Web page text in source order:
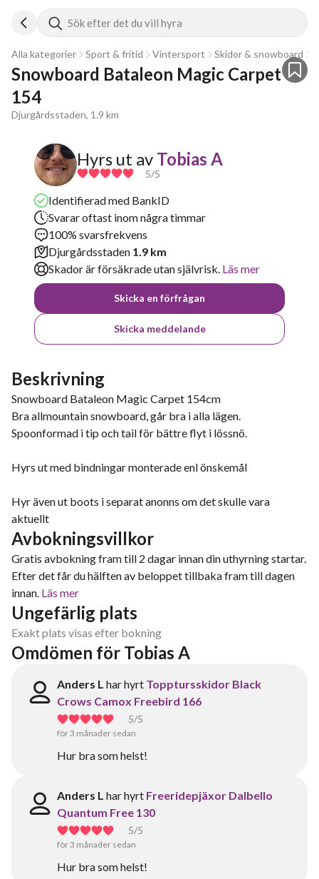
Sök efter det du vill hyra
Alla kategorier Sport & fritid Vintersport Skidor & snowboard
Snowboard Bataleon Magic Carpet
154
Djurgårdsstaden, 1.9 km
Hyrs ut av Tobias A
5/5
Identifierad med BankID
Svarar oftast inom några timmar
100% svarsfrekvens
Djurgårdsstaden 1.9 km
Skador är försäkrade utan självrisk. Läs mer
Skicka en förfrågan
Skicka meddelande
Beskrivning
Snowboard Bataleon Magic Carpet 154cm
Bra allmountain snowboard, går bra i alla lägen.
Spoonformad i tip och tail för bättre flyt i lössnö.
Hyrs ut med bindningar monterade enl önskemål
Hyr även ut boots i separat anonns om det skulle vara
aktuellt
Avbokningsvillkor
Gratis avbokning fram till 2 dagar innan din uthyrning startar.
Efter det får du hälften av beloppet tillbaka fram till dagen
innan. Läs mer
Ungefärlig plats
Exakt plats visas efter bokning
Omdömen för Tobias A
Anders L har hyrt Topptursskidor Black
Crows Camox Freebird 166
5/5
för 3 månader sedan
Hur bra som helst!
Anders L har hyrt Freeridepjäxor Dalbello
Quantum Free 130
5/5
för 3 månader sedan
Hur bra som helst!